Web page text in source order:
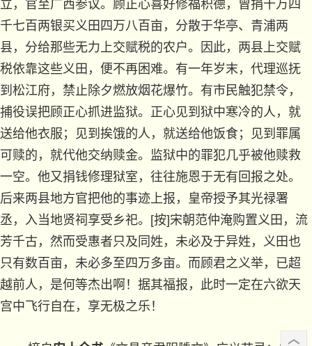
立，官至广西参议。顾正心喜好修福积德，曾捐十万四
千七百两银买义田四万八百亩，分散于华亭、青浦两
县，分给那些无力上交赋税的农户。因此，两县上交赋
税依靠这些义田，便不再困难。有一年岁末，代理巡抚
到松江府，禁止除夕燃放烟花爆竹。有市民触犯禁令，
捕役误把顾正心抓进监狱。正心见到狱中寒冷的人，就
送给他衣服；见到挨饿的人，就送给他饭食；见到罪属
可赎的，就代他交纳赎金。监狱中的罪犯几乎被他赎救
一空。他又捐钱修理狱室，往往施恩于无有回报之处。
后来两县地方官把他的事迹上报，皇帝授予其光禄署
丞，入当地贤祠享受乡祀。[按]宋朝范仲淹购置义田，流
芳千古，然而受惠者只及同姓，未必及于异姓，义田也
只有数百亩，未必多至四万多亩。而顾君之义举，已超
越前人，是何等杰出啊！据其福报，此时一定在六欲天
宫中飞行自在，享无极之乐！